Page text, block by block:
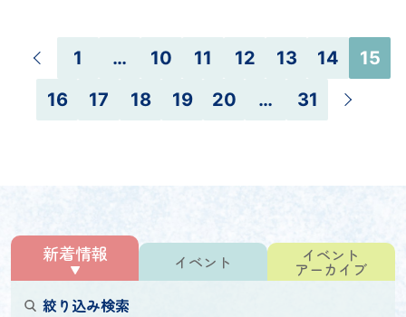
1 … 10 11 12 13 14
15
16
17 18 19 20 … 31
新着情報 イベント イベント
アーカイブ
絞り込み検索